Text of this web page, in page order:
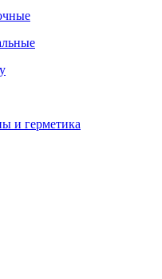
и герметика